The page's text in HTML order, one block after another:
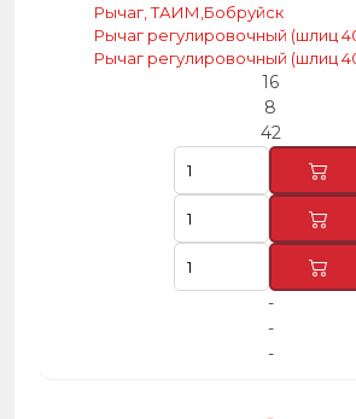
Рычаг, ТАИМ,Бобруйск
Рычаг регулировочный (шлиц
Рычаг регулировочный (шлиц
16
8
42
-
-
-